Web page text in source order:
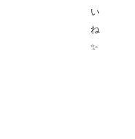
い
ね
✨